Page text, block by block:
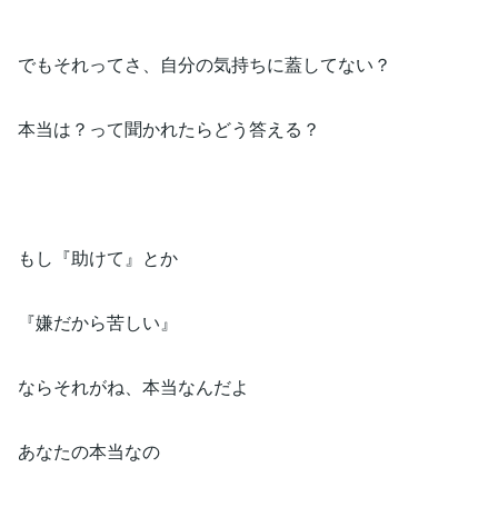
でもそれってさ、自分の気持ちに蓋してない？
本当は？って聞かれたらどう答える？
もし『助けて』とか
『嫌だから苦しい』
ならそれがね、本当なんだよ
あなたの本当なの